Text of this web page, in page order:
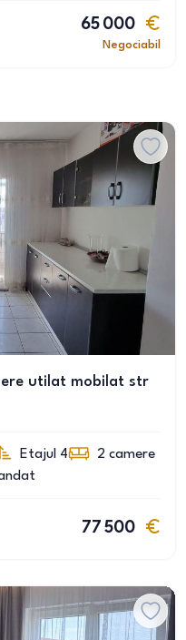
65 000
Negociabil
utilat mobilat str
Etajul 4 2 camere
77 500